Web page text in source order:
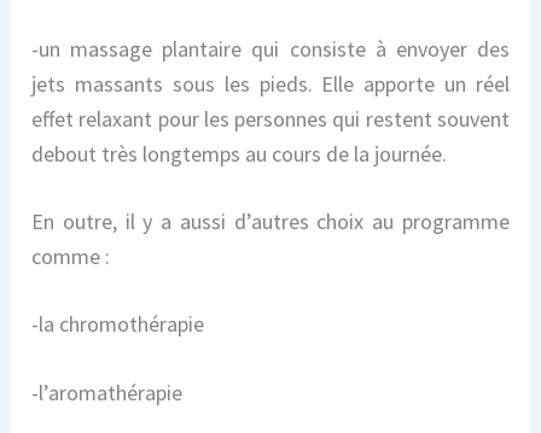
-un massage plantaire qui consiste à envoyer des
jets massants sous les pieds. Elle apporte un réel
effet relaxant pour les personnes qui restent souvent
debout très longtemps au cours de la journée.
En outre, il y a aussi d’autres choix au programme
comme :
-la chromothérapie
-l’aromathérapie